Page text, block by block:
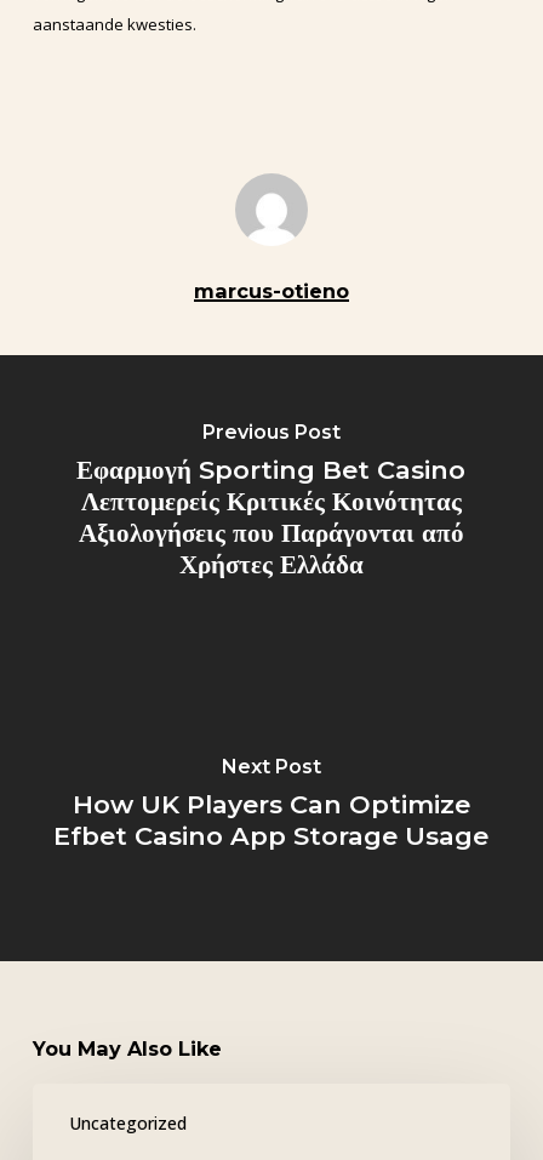
aanstaande kwesties.
marcus-otieno
Previous Post
Εφαρμογή Sporting Bet Casino
Λεπτομερείς Κριτικές Κοινότητας
Αξιολογήσεις που Παράγονται από
Χρήστες Ελλάδα
Next Post
How UK Players Can Optimize
Efbet Casino App Storage Usage
You May Also Like
Uncategorized
Casino